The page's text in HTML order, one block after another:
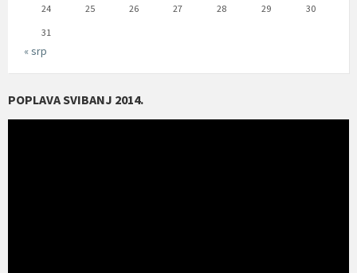
24
25 26 27 28 29
30
31
« srp
POPLAVA SVIBANJ 2014.